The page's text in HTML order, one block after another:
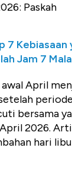
Paskah
7 Kebiasaan
Jam 7
April
bersama
2026.
hari